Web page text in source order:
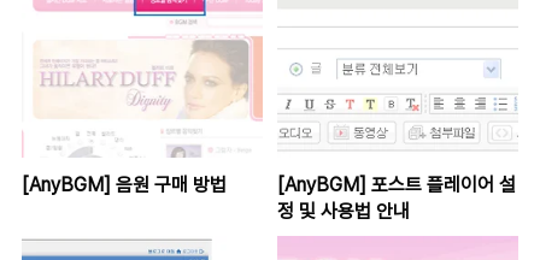
[AnyBGM] 음원 구매 방법
[AnyBGM] 포스트 플레이어 설
정 및 사용법 안내